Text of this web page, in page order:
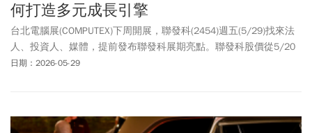
何打造多元成長引擎
台北電腦展(COMPUTEX)下周開展，聯發科(2454)週五(5/29)找來法
人、投資人、媒體，提前發布聯發科展期亮點。聯發科股價從5/20
最低3100元，5/27直奔4690元只花5天就飆漲5成，漲多後稍微修
過2000億美元的總體潛在市場，聯發科總經理陳冠州說，「聯發科
日期：2026-05-29